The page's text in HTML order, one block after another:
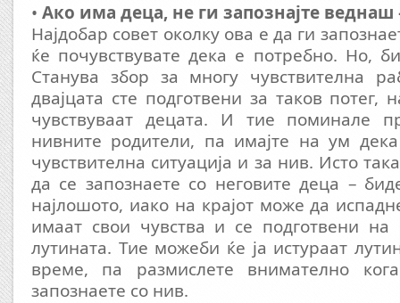
• Ако има деца, не ги запознајте веднаш
Најдобар совет околку ова е да ги
ќе почувствувате дека е потребно. Но,
Станува збор за многу чувствителна
двајцата сте подготвени за таков потег,
чувствуваат децата. И тие поминале
нивните родители, па имајте на ум
чувствителна ситуација и за нив. Исто
да се запознаете со неговите деца –
најлошото, иако на крајот може да
имаат свои чувства и се подготвени на
лутината. Тие можеби ќе ја истураат
време, па размислете внимателно
запознаете со нив.